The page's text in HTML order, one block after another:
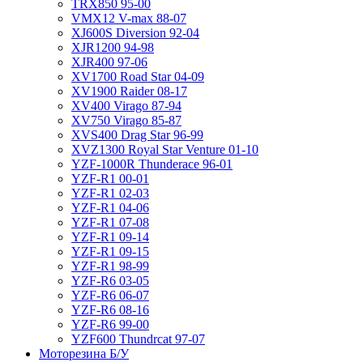
TRX850 95-00
VMX12 V-max 88-07
XJ600S Diversion 92-04
XJR1200 94-98
XJR400 97-06
XV1700 Road Star 04-09
XV1900 Raider 08-17
XV400 Virago 87-94
XV750 Virago 85-87
XVS400 Drag Star 96-99
XVZ1300 Royal Star Venture 01-10
YZF-1000R Thunderace 96-01
YZF-R1 00-01
YZF-R1 02-03
YZF-R1 04-06
YZF-R1 07-08
YZF-R1 09-14
YZF-R1 09-15
YZF-R1 98-99
YZF-R6 03-05
YZF-R6 06-07
YZF-R6 08-16
YZF-R6 99-00
YZF600 Thundrcat 97-07
Моторезина Б/У